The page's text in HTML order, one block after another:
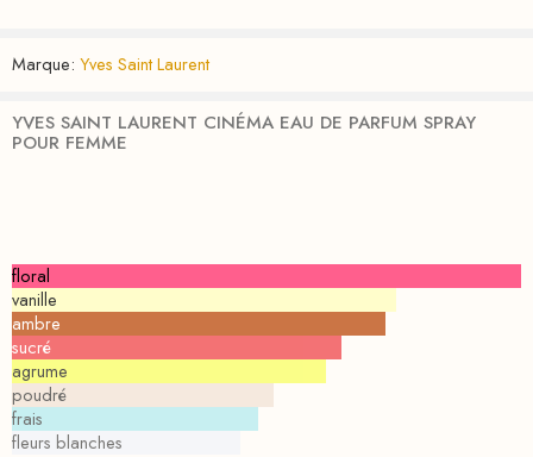
Marque: Yves Saint Laurent
YVES SAINT LAURENT CINÉMA EAU DE PARFUM SPRAY
POUR FEMME
floral
vanille
ambre
sucré
agrume
poudré
frais
fleurs blanches